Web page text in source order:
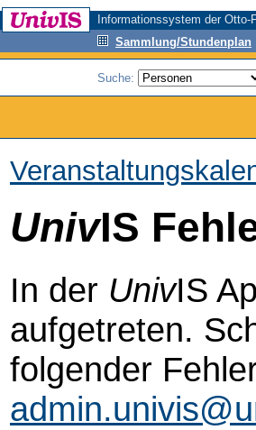
Informationssystem der
Sammlung/Stundenplan
Suche:
UnivIS
In der UnivIS
aufgetreten.
folgender